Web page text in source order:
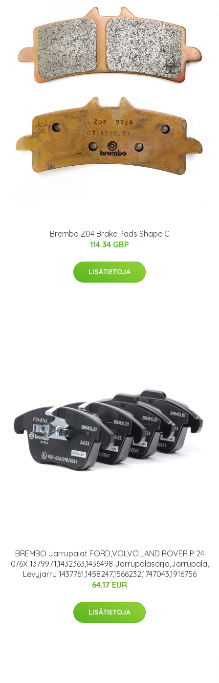
Brembo Z04 Brake Pads Shape C
114.34 GBP
LISÄTIETOJA
BREMBO Jarrupalat FORD,VOLVO,LAND ROVER P 24
076X 1379971,1432363,1436498 Jarrupalasarja,Jarrupala,
Levyjarru 1437761,1458247,1566232,1747043,1916756
64.17 EUR
LISÄTIETOJA